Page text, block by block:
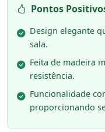
Pontos
Design elegante
sala.
Feita de madeira
resistência.
Funcionalidade
proporcionando